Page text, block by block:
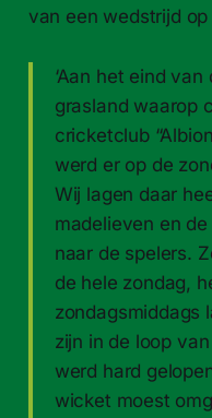
van een wedstrijd
‘Aan het eind
grasland waarop
cricketclub
werd er op de
Wij lagen daar
madelieven en
naar de spelers.
de hele zondag,
zondagsmiddags
zijn in de loop
werd hard
wicket moest